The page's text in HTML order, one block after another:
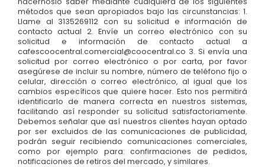
métodos que sean apropiados bajo las circunstancias: 1.
Llame al 3135269112 con su solicitud e información de
contacto actual 2. Envíe un correo electrónico con su
solicitud e información de contacto actual a
cafescoocentral.comercial@coocentral.co 3. Si envía una
solicitud por correo electrónico o por carta, por favor
asegúrese de incluir su nombre, número de teléfono fijo o
celular, dirección o correo electrónico, al igual que los
cambios específicos que quiere hacer. Esto nos permitirá
identificarlo de manera correcta en nuestros sistemas,
facilitando así responder su solicitud satisfactoriamente.
Debemos señalar que así nuestros clientes hayan optado
por ser excluidos de las comunicaciones de publicidad,
podrán seguir recibiendo comunicaciones comerciales,
como por ejemplo para: confirmaciones de pedidos,
notificaciones de retiros del mercado, y similares.